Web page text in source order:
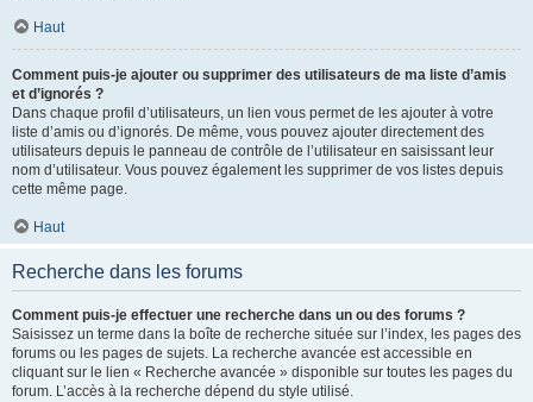
Haut
Comment puis-je ajouter ou supprimer des utilisateurs de ma liste d’amis
et d’ignorés ?
Dans chaque profil d’utilisateurs, un lien vous permet de les ajouter à votre
liste d’amis ou d’ignorés. De même, vous pouvez ajouter directement des
utilisateurs depuis le panneau de contrôle de l’utilisateur en saisissant leur
nom d’utilisateur. Vous pouvez également les supprimer de vos listes depuis
cette même page.
Haut
Recherche dans les forums
Comment puis-je effectuer une recherche dans un ou des forums ?
Saisissez un terme dans la boîte de recherche située sur l’index, les pages des
forums ou les pages de sujets. La recherche avancée est accessible en
cliquant sur le lien « Recherche avancée » disponible sur toutes les pages du
forum. L’accès à la recherche dépend du style utilisé.